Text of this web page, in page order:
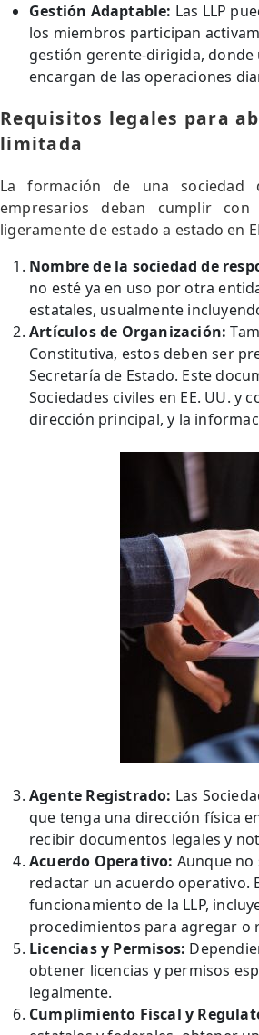
Gestión Adaptable: Las LLP
los miembros participan
gestión gerente-dirigida,
encargan de las operaciones
Requisitos legales para
limitada
La formación de una sociedad
empresarios deban cumplir
ligeramente de estado a estado en
Nombre de la sociedad de
no esté ya en uso por otra
estatales, usualmente
Artículos de Organización:
Constitutiva, estos deben ser
Secretaría de Estado. Este
Sociedades civiles en EE. UU. y
dirección principal, y la
Agente Registrado: Las
que tenga una dirección física
recibir documentos legales y
Acuerdo Operativo: Aunque
redactar un acuerdo operativo.
funcionamiento de la LLP,
procedimientos para agregar o
Licencias y Permisos:
obtener licencias y permisos
legalmente.
Cumplimiento Fiscal y